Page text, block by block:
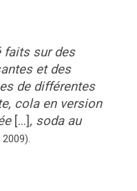
faits sur des
et des
de différentes
cola en version
[...], soda au
2009).